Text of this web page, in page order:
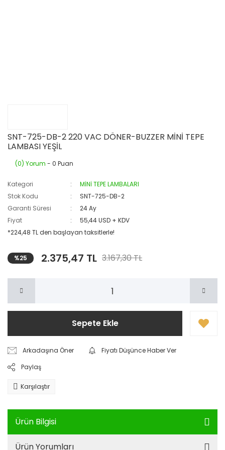
SNT-725-DB-2 220 VAC DÖNER-BUZZER MİNİ TEPE
LAMBASI YEŞİL
(0) Yorum - 0 Puan
Kategori
MİNİ TEPE LAMBALARI
Stok Kodu
SNT-725-DB-2
Garanti Süresi
24 Ay
Fiyat
55,44 USD + KDV
*224,48 TL den başlayan taksitlerle!
%25 2.375,47 TL 3.167,30 TL
Sepete Ekle
Arkadaşına Öner
Fiyatı Düşünce Haber Ver
Paylaş
Karşılaştır
Ürün Bilgisi
Ürün Yorumları